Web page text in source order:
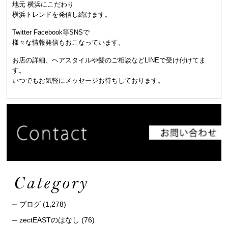
地元 横浜にこだわり
横浜トレンドを発信し続けます。
Twitter Facebook等SNSで
様々な情報発信もおこなっています。
お店の詳細、ヘアスタイルや髪のご相談などLINEで受け付けてま
す。
いつでもお気軽にメッセージお待ちしております。
ブログ (1,278)
zectEASTのはなし (76)